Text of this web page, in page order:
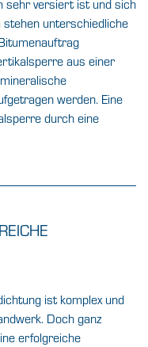
sehr versiert ist und sich
unterschiedliche
aus einer
werden. Eine
durch eine
ist komplex und
Doch ganz
erfolgreiche